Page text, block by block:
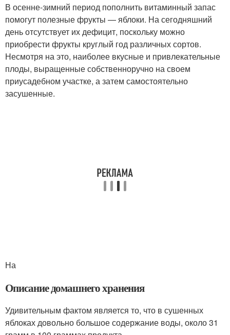
В осенне-зимний период пополнить витаминный запас
помогут полезные фрукты — яблоки. На сегодняшний
день отсутствует их дефицит, поскольку можно
приобрести фрукты круглый год различных сортов.
Несмотря на это, наиболее вкусные и привлекательные
плоды, выращенные собственноручно на своем
приусадебном участке, а затем самостоятельно
засушенные.
На
Описание домашнего хранения
Удивительным фактом является то, что в сушенных
яблоках довольно большое содержание воды, около 31